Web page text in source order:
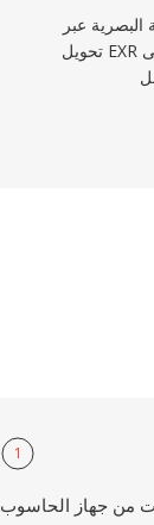
عبر
تحويل EXR الى PLT. مخرجاتك تحتفظ
1
من جهاز الحاسوب